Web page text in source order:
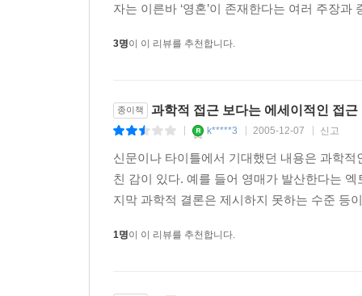
자는 이른바 ‘영혼’이 존재한다는 여러 주장과
3명이 이 리뷰를 추천합니다.
종이책 과학적 접근 보다는 에세이적인 접근
k*****3 2005-12-07 신고
신문이나 타이틀에서 기대했던 내용은 과학
친 감이 있다. 예를 들어 영매가 발산한다는
지막 과학적 결론은 제시하지 못하는 수준 등
1명이 이 리뷰를 추천합니다.